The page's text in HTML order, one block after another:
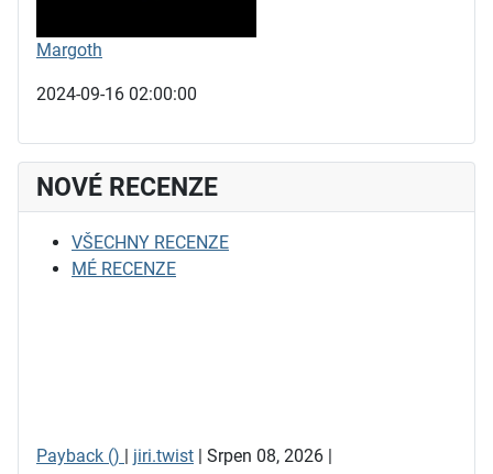
Margoth
2024-09-16 02:00:00
NOVÉ RECENZE
VŠECHNY RECENZE
MÉ RECENZE
Payback () | jiri.twist | Srpen 08, 2026 |